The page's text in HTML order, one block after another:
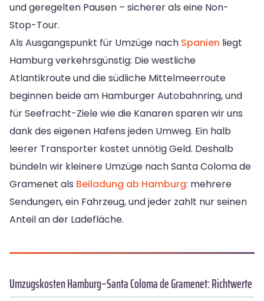
und geregelten Pausen – sicherer als eine Non-
Stop-Tour.
Als Ausgangspunkt für Umzüge nach Spanien liegt
Hamburg verkehrsgünstig: Die westliche
Atlantikroute und die südliche Mittelmeerroute
beginnen beide am Hamburger Autobahnring, und
für Seefracht-Ziele wie die Kanaren sparen wir uns
dank des eigenen Hafens jeden Umweg. Ein halb
leerer Transporter kostet unnötig Geld. Deshalb
bündeln wir kleinere Umzüge nach Santa Coloma de
Gramenet als Beiladung ab Hamburg: mehrere
Sendungen, ein Fahrzeug, und jeder zahlt nur seinen
Anteil an der Ladefläche.
Umzugskosten Hamburg–Santa Coloma de Gramenet: Richtwerte